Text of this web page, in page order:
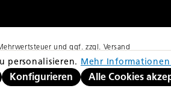
und ggf. zzgl. Versand
innerhalb der letzten 30 Tage vor
2026 equovis GmbH
personalisieren. Mehr
Konfigurieren Alle Cookies